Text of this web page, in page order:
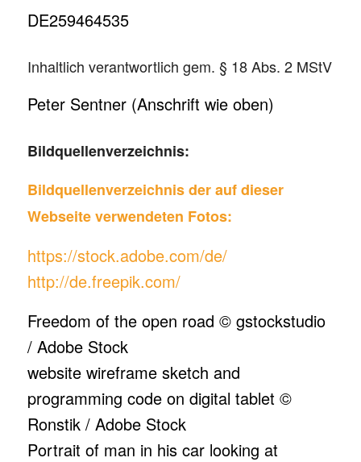
DE259464535
Inhaltlich verantwortlich gem. § 18 Abs. 2 MStV
Peter Sentner (Anschrift wie oben)
Bildquellenverzeichnis:
Bildquellenverzeichnis der auf dieser
Webseite verwendeten Fotos:
https://stock.adobe.com/de/
http://de.freepik.com/
Freedom of the open road © gstockstudio
/ Adobe Stock
website wireframe sketch and
programming code on digital tablet ©
Ronstik / Adobe Stock
Portrait of man in his car looking at